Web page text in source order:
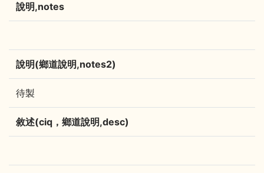
說明,notes
說明(鄉道說明,notes2)
待製
敘述(ciq，鄉道說明,desc)